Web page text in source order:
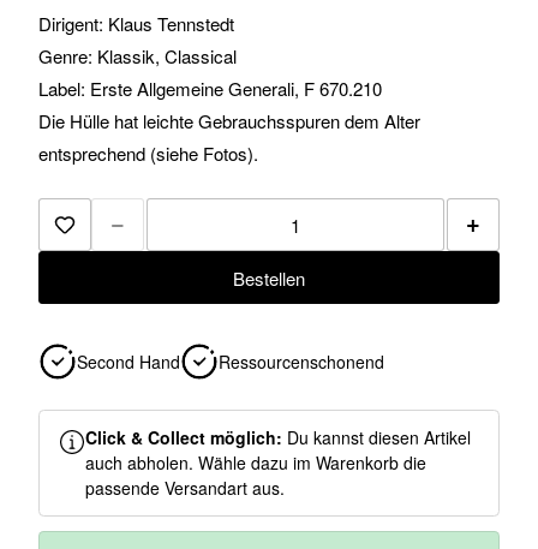
Dirigent: Klaus Tennstedt
Genre: Klassik, Classical
Label: Erste Allgemeine Generali, F 670.210
Die Hülle hat leichte Gebrauchsspuren dem Alter
entsprechend (siehe Fotos).
Zur Merkliste hinzufügen
− +
Bestellen
Second Hand Ressourcenschonend
Click & Collect möglich: Du kannst diesen Artikel
auch abholen. Wähle dazu im Warenkorb die
passende Versandart aus.